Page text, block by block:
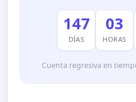
147
DÍAS
03
HORAS
Cuenta regresiva en